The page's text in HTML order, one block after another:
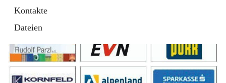
Kontakte
Dateien